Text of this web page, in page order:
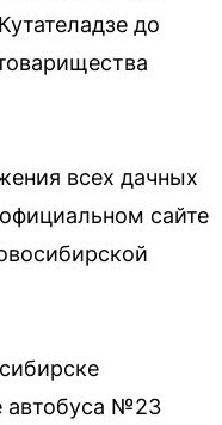
до
всех дачных
сайте
автобуса №23